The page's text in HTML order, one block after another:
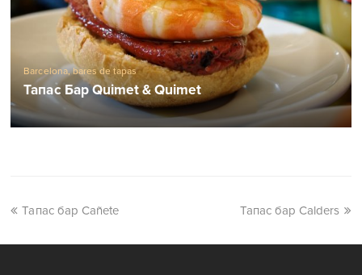
Barcelona, ​​bares de tapas
Тапас Бар Quimet & Quimet
Тапас бар Cañete Тапас бар Calders